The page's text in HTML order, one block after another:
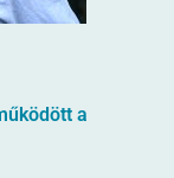
a